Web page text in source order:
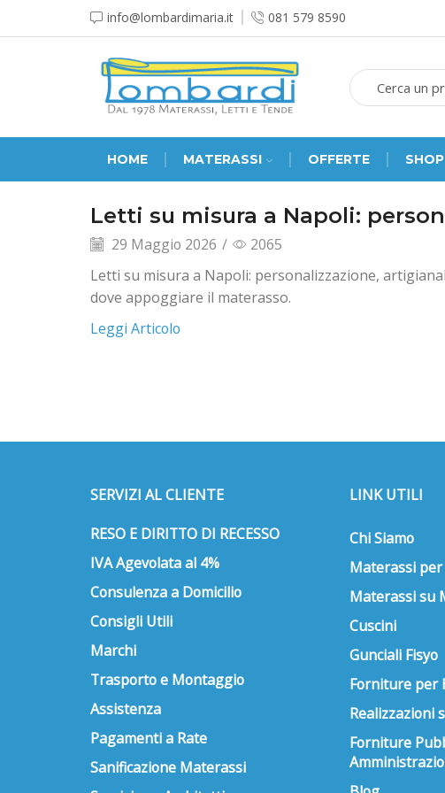
info@lombardimaria.it 081 579 8590
HOME MATERASSI OFFERTE SHOP
Letti su misura a Napoli:
29 Maggio 2026 /
2065
Letti su misura a Napoli: personalizzazione,
dove appoggiare il materasso.
Leggi Articolo
SERVIZI AL CLIENTE
RESO E DIRITTO DI RECESSO
IVA Agevolata al 4%
Consulenza a Domicilio
Consigli Utili
Marchi
Trasporto e Montaggio
Assistenza
Pagamenti a Rate
Sanificazione Materassi
LINK UTILI
Chi Siamo
Materassi
Materassi su
Cuscini
Gunciali Fisyo
Forniture per
Realizzazioni
Forniture